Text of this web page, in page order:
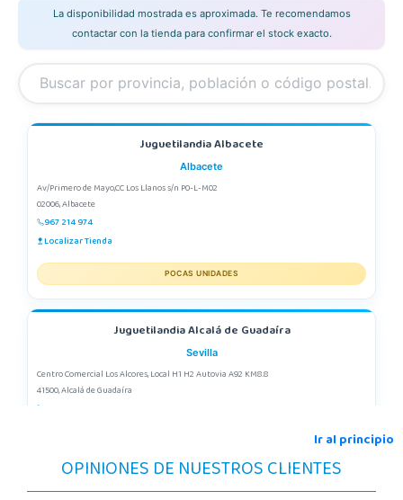
La disponibilidad mostrada es aproximada. Te recomendamos
contactar con la tienda para confirmar el stock exacto.
Juguetilandia Albacete
Albacete
Av/Primero de Mayo,CC Los Llanos s/n P0-L-M02
02006, Albacete
967 214 974
Localizar Tienda
POCAS UNIDADES
Juguetilandia Alcalá de Guadaíra
Sevilla
Centro Comercial Los Alcores, Local H1 H2 Autovia A92 KM8.8
41500, Alcalá de Guadaíra
Ir al principio
OPINIONES DE NUESTROS CLIENTES